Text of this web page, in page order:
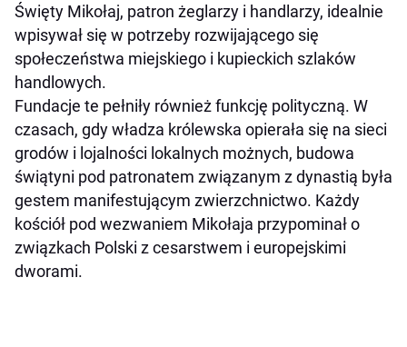
Święty Mikołaj, patron żeglarzy i handlarzy, idealnie
wpisywał się w potrzeby rozwijającego się
społeczeństwa miejskiego i kupieckich szlaków
handlowych.
Fundacje te pełniły również funkcję polityczną. W
czasach, gdy władza królewska opierała się na sieci
grodów i lojalności lokalnych możnych, budowa
świątyni pod patronatem związanym z dynastią była
gestem manifestującym zwierzchnictwo. Każdy
kościół pod wezwaniem Mikołaja przypominał o
związkach Polski z cesarstwem i europejskimi
dworami.